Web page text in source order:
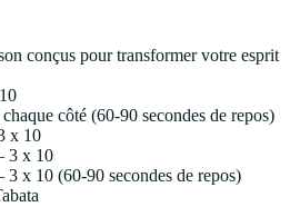
côté (60-90 secondes de repos)
x 10
3 x 10
3 x 10 (60-90 secondes de repos)